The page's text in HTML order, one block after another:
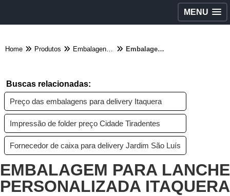
MENU
Home Produtos Embalagens diversas - Categoria Embalagem para lanche personalizada Itaquera
Buscas relacionadas:
Preço das embalagens para delivery Itaquera
Impressão de folder preço Cidade Tiradentes
Fornecedor de caixa para delivery Jardim São Luís
EMBALAGEM PARA LANCHE
PERSONALIZADA ITAQUERA